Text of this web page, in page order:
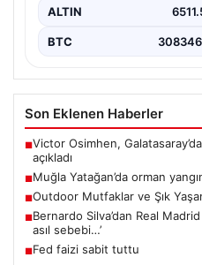
ALTIN
BTC
Son Eklenen Haberler
■Victor Osimhen,
açıkladı
■Muğla Yatağan’da orman
■Outdoor Mutfaklar ve Şık
■Bernardo Silva’dan Real
asıl sebebi…’
■Fed faizi sabit tuttu